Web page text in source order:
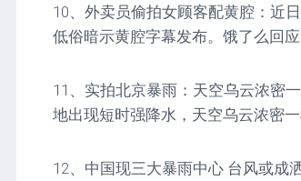
10、外卖员偷拍女顾客配黄腔：近
低俗暗示黄腔字幕发布。饿了么回应
11、实拍北京暴雨：天空乌云浓密
地出现短时强降水，天空乌云浓密一
12、中国现三大暴雨中心 台风或成